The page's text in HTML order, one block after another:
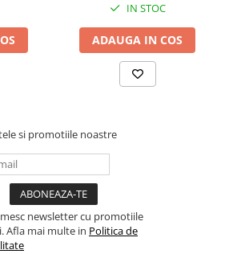
IN STOC
ADAUGA IN COS
si promotiile noastre
newsletter cu promotiile
Afla mai multe in Politica de